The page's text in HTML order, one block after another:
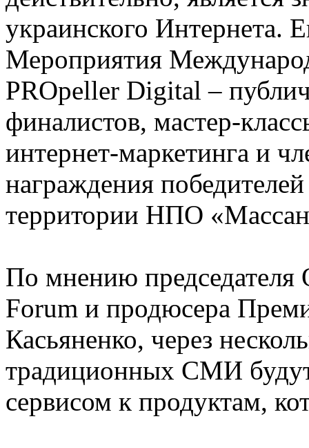
украинского Интернета.
Мероприятия
PROpeller Digital –
финалистов, мастер-
интернет-маркетинга и
награждения
территории НПО
По мнению председателя
Forum и продюсера
Касьяненко, через
традиционных СМИ
сервисом к продуктам,